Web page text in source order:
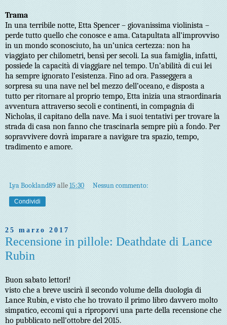
Trama
In una terribile notte, Etta Spencer – giovanissima violinista –
perde tutto quello che conosce e ama. Catapultata all’improvviso
in un mondo sconosciuto, ha un’unica certezza: non ha
viaggiato per chilometri, bensì per secoli. La sua famiglia, infatti,
possiede la capacità di viaggiare nel tempo. Un’abilità di cui lei
ha sempre ignorato l’esistenza. Fino ad ora. Passeggera a
sorpresa su una nave nel bel mezzo dell’oceano, e disposta a
tutto per ritornare al proprio tempo, Etta inizia una straordinaria
avventura attraverso secoli e continenti, in compagnia di
Nicholas, il capitano della nave. Ma i suoi tentativi per trovare la
strada di casa non fanno che trascinarla sempre più a fondo. Per
sopravvivere dovrà imparare a navigare tra spazio, tempo,
tradimento e amore.
Lya Bookland89alle15:30 Nessun commento:
Condividi
25 marzo 2017
Recensione in pillole: Deathdate di Lance
Rubin
Buon sabato lettori!
visto che a breve uscirà il secondo volume della duologia di
Lance Rubin, e visto che ho trovato il primo libro davvero molto
simpatico, eccomi qui a riproporvi una parte della recensione che
ho pubblicato nell'ottobre del 2015.